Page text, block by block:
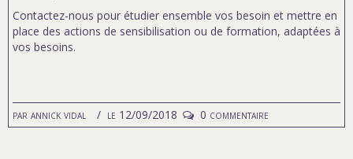
par annick vidal le 12/09/2018 0 commentaire
Contactez-nous pour étudier ensemble vos besoin et mettre en
place des actions de sensibilisation ou de formation, adaptées à
vos besoins.